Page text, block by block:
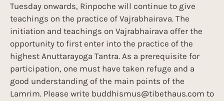
Tuesday onwards, Rinpoche will continue to give
teachings on the practice of Vajrabhairava. The
initiation and teachings on Vajrabhairava offer the
opportunity to first enter into the practice of the
highest Anuttarayoga Tantra. As a prerequisite for
participation, one must have taken refuge and a
good understanding of the main points of the
Lamrim. Please write buddhismus@tibethaus.com to